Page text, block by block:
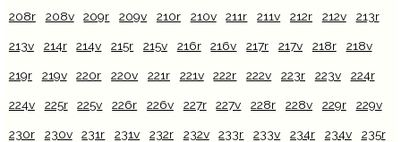
208r 208v 209r 209v 210r 210v 211r 211v 212r 212v 213r
213v 214r 214v 215r 215v 216r 216v 217r 217v 218r 218v
219r 219v 220r 220v 221r 221v 222r 222v 223r 223v 224r
224v 225r 225v 226r 226v 227r 227v 228r 228v 229r 229v
230r 230v 231r 231v 232r 232v 233r 233v 234r 234v 235r